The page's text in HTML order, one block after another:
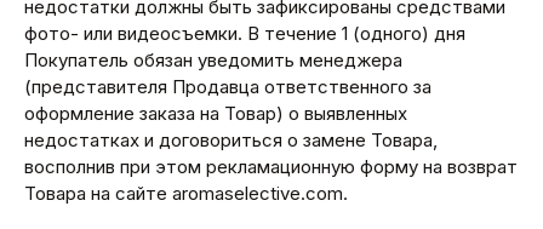
недостатки должны быть зафиксированы средствами
фото- или видеосъемки. В течение 1 (одного) дня
Покупатель обязан уведомить менеджера
(представителя Продавца ответственного за
оформление заказа на Товар) о выявленных
недостатках и договориться о замене Товара,
восполнив при этом рекламационную форму на возврат
Товара на сайте aromaselective.com.